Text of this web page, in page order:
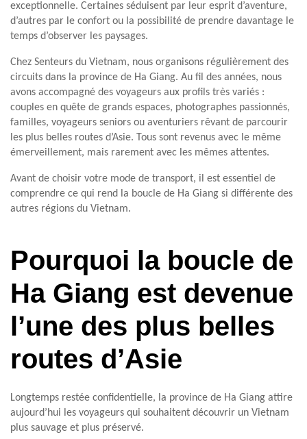
exceptionnelle. Certaines séduisent par leur esprit d’aventure,
d’autres par le confort ou la possibilité de prendre davantage le
temps d’observer les paysages.
Chez Senteurs du Vietnam, nous organisons régulièrement des
circuits dans la province de Ha Giang. Au fil des années, nous
avons accompagné des voyageurs aux profils très variés :
couples en quête de grands espaces, photographes passionnés,
familles, voyageurs seniors ou aventuriers rêvant de parcourir
les plus belles routes d’Asie. Tous sont revenus avec le même
émerveillement, mais rarement avec les mêmes attentes.
Avant de choisir votre mode de transport, il est essentiel de
comprendre ce qui rend la boucle de Ha Giang si différente des
autres régions du Vietnam.
Pourquoi la boucle de
Ha Giang est devenue
l’une des plus belles
routes d’Asie
Longtemps restée confidentielle, la province de Ha Giang attire
aujourd’hui les voyageurs qui souhaitent découvrir un Vietnam
plus sauvage et plus préservé.